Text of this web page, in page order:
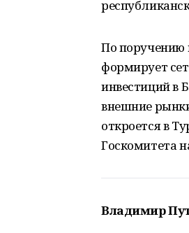
По поручению
формирует
инвестиций в
внешние
откроется в
Госкомитета
Владимир